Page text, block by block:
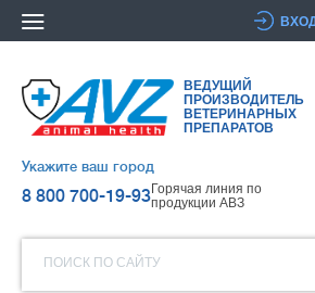
ВЕДУЩИЙ
ПРОИЗВОДИТЕЛЬ
ВЕТЕРИНАРНЫХ
ПРЕПАРАТОВ
Укажите ваш город
8 800 700-19-93Горячая линия по
продукции АВЗ
ПОИСК ПО САЙТУ